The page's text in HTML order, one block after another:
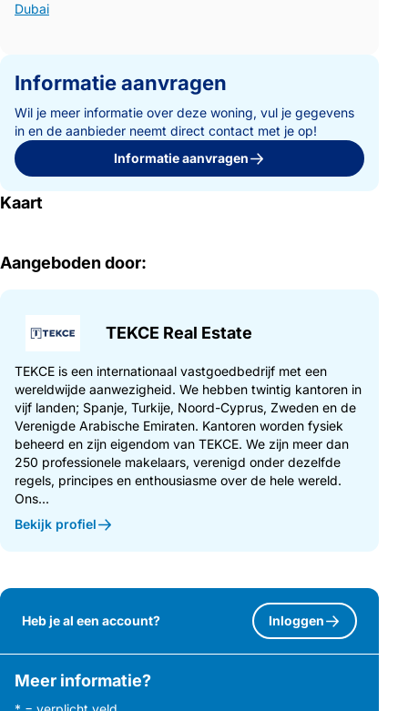
Dubai
Informatie aanvragen
Wil je meer informatie over deze woning, vul je gegevens
in en de aanbieder neemt direct contact met je op!
Informatie aanvragen
Kaart
Aangeboden door:
TEKCE Real Estate
TEKCE is een internationaal vastgoedbedrijf met een
wereldwijde aanwezigheid. We hebben twintig kantoren in
vijf landen; Spanje, Turkije, Noord-Cyprus, Zweden en de
Verenigde Arabische Emiraten. Kantoren worden fysiek
beheerd en zijn eigendom van TEKCE. We zijn meer dan
250 professionele makelaars, verenigd onder dezelfde
regels, principes en enthousiasme over de hele wereld.
Ons...
Bekijk profiel
Heb je al een account? Inloggen
Meer informatie?